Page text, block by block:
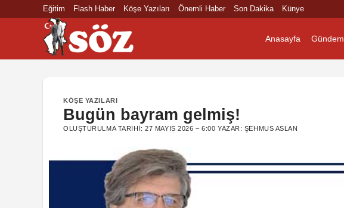
Eğitim Flash Haber Köşe Yazıları Önemli Haber Son Dakika Künye
Anasayfa Gündem
KÖŞE YAZILARI
Bugün bayram gelmiş!
OLUŞTURULMA TARIHI:27 MAYIS 2026 – 6:00 YAZAR: ŞEHMUS ASLAN